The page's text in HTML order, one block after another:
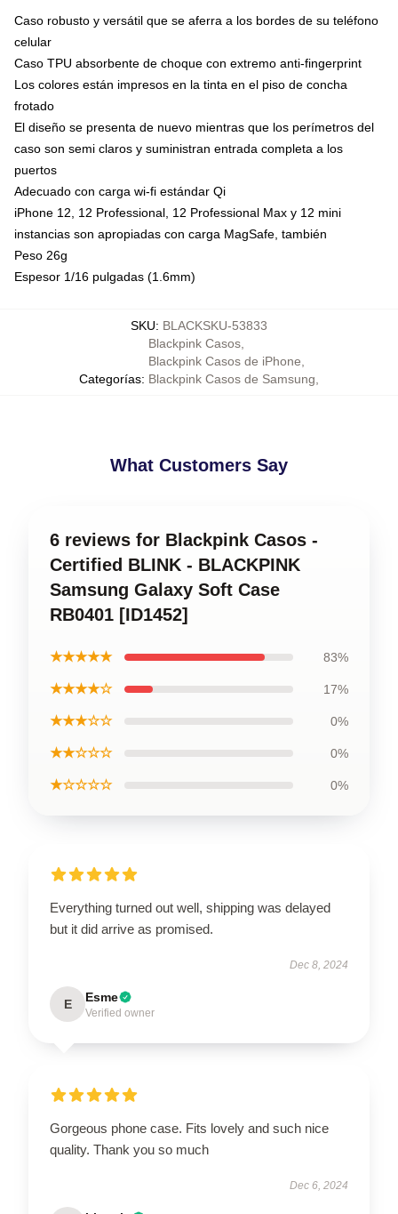
Caso robusto y versátil que se aferra a los bordes de su teléfono
celular
Caso TPU absorbente de choque con extremo anti-fingerprint
Los colores están impresos en la tinta en el piso de concha
frotado
El diseño se presenta de nuevo mientras que los perímetros del
caso son semi claros y suministran entrada completa a los
puertos
Adecuado con carga wi-fi estándar Qi
iPhone 12, 12 Professional, 12 Professional Max y 12 mini
instancias son apropiadas con carga MagSafe, también
Peso 26g
Espesor 1/16 pulgadas (1.6mm)
SKU: BLACKSKU-53833
Categorías:
Blackpink Casos
Blackpink Casos de iPhone
Blackpink Casos de Samsung
What Customers Say
6 reviews for Blackpink Casos -
Certified BLINK - BLACKPINK
Samsung Galaxy Soft Case
RB0401 [ID1452]
★★★★★ 83%
★★★★☆ 17%
★★★☆☆ 0%
★★☆☆☆ 0%
★☆☆☆☆ 0%
Everything turned out well, shipping was delayed
but it did arrive as promised.
Dec 8, 2024
E Esme
Verified owner
Gorgeous phone case. Fits lovely and such nice
quality. Thank you so much
Dec 6, 2024